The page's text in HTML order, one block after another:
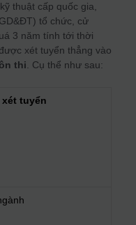
thuật cấp quốc gia,
tổ chức, cử
3 năm tính tới thời
xét tuyển thẳng vào
thi . Cụ thể như sau:
tuyển